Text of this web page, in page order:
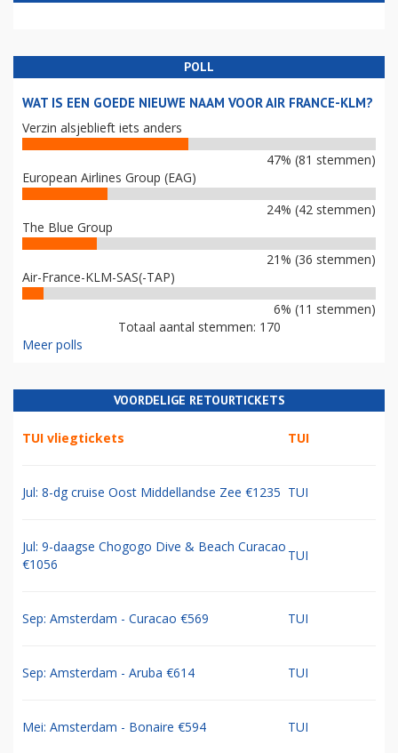
POLL
WAT IS EEN GOEDE NIEUWE NAAM VOOR AIR FRANCE-KLM?
Verzin alsjeblieft iets anders
47% (81 stemmen)
European Airlines Group (EAG)
24% (42 stemmen)
The Blue Group
21% (36 stemmen)
Air-France-KLM-SAS(-TAP)
6% (11 stemmen)
Totaal aantal stemmen: 170
Meer polls
VOORDELIGE RETOURTICKETS
TUI vliegtickets TUI
Jul: 8-dg cruise Oost Middellandse Zee €1235 TUI
Jul: 9-daagse Chogogo Dive & Beach Curacao
€1056
TUI
Sep: Amsterdam - Curacao €569 TUI
Sep: Amsterdam - Aruba €614 TUI
Mei: Amsterdam - Bonaire €594 TUI